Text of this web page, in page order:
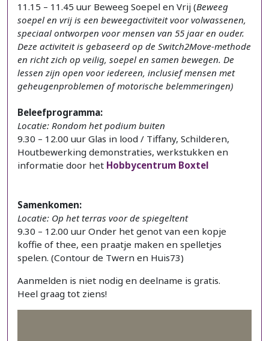
11.15 – 11.45 uur Beweeg Soepel en Vrij (Beweeg
soepel en vrij is een beweegactiviteit voor volwassenen,
speciaal ontworpen voor mensen van 55 jaar en ouder.
Deze activiteit is gebaseerd op de Switch2Move-methode
en richt zich op veilig, soepel en samen bewegen. De
lessen zijn open voor iedereen, inclusief mensen met
geheugenproblemen of motorische belemmeringen)
Beleefprogramma:
Locatie: Rondom het podium buiten
9.30 – 12.00 uur Glas in lood / Tiffany, Schilderen,
Houtbewerking demonstraties, werkstukken en
informatie door het Hobbycentrum Boxtel
Samenkomen:
Locatie: Op het terras voor de spiegeltent
9.30 – 12.00 uur Onder het genot van een kopje
koffie of thee, een praatje maken en spelletjes
spelen. (Contour de Twern en Huis73)
Aanmelden is niet nodig en deelname is gratis.
Heel graag tot ziens!